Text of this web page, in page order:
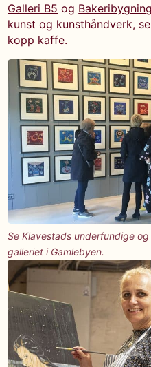
Galleri B5 og
kunst og kunsthåndverk,
kopp kaffe.
Se Klavestads underfundige
galleriet i Gamlebyen.